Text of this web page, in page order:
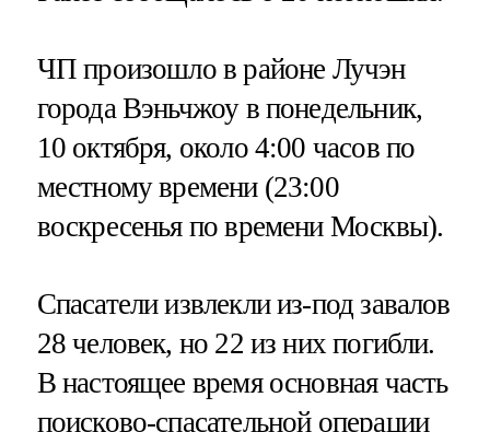
ЧП произошло в районе Лучэн
города Вэньчжоу в понедельник,
10 октября, около 4:00 часов по
местному времени (23:00
воскресенья по времени Москвы).
Спасатели извлекли из-под завалов
28 человек, но 22 из них погибли.
В настоящее время основная часть
поисково-спасательной операции